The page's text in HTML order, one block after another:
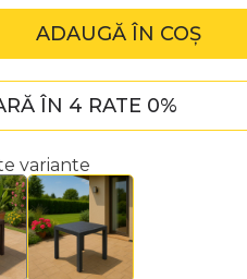
ADAUGĂ ÎN COȘ
ÎN 4 RATE 0%
variante